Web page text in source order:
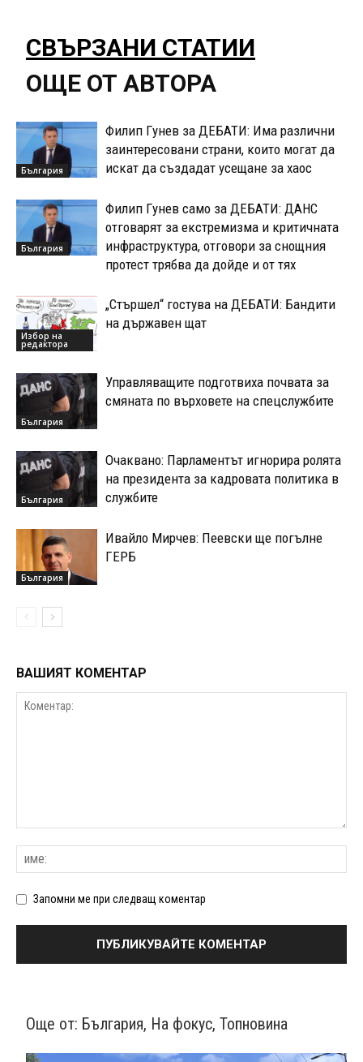
СВЪРЗАНИ СТАТИИ
ОЩЕ ОТ АВТОРА
България
Филип Гунев за ДЕБАТИ: Има различни
заинтересовани страни, които могат да
искат да създадат усещане за хаос
България
Филип Гунев само за ДЕБАТИ: ДАНС
отговарят за екстремизма и критичната
инфраструктура, отговори за снощния
протест трябва да дойде и от тях
Избор на
редактора
„Стършел“ гостува на ДЕБАТИ: Бандити
на държавен щат
България
Управляващите подготвиха почвата за
смяната по върховете на спецслужбите
България
Очаквано: Парламентът игнорира ролята
на президента за кадровата политика в
службите
България
Ивайло Мирчев: Пеевски ще погълне
ГЕРБ
ВАШИЯТ КОМЕНТАР
Запомни ме при следващ коментар
Още от: България, На фокус, Топновина